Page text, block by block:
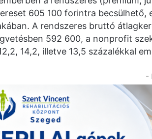
605 100 forintra becsülhető,
A rendszeres bruttó
592 600, a nonprofit
14,2, illetve 13,5 százalékkal
-